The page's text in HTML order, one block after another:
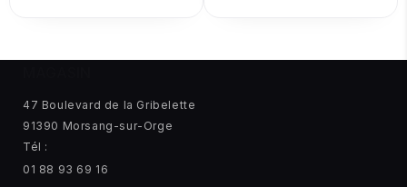
47 Boulevard de la Gribelette
91390 Morsang-sur-Orge
Tél :
01 88 93 69 16